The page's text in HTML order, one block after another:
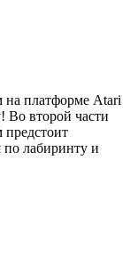
на платформе Atari
Во второй части
предстоит
по лабиринту и